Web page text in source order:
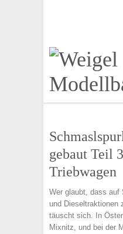
gebaut Teil
Triebwagen
Wer glaubt, dass auf
und Dieseltraktionen
täuscht sich. In
Mixnitz, und bei der